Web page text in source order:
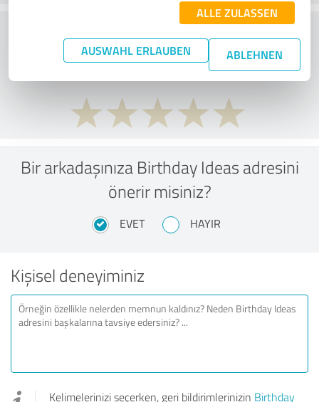
ALLE ZULASSEN
AUSWAHL ERLAUBEN ABLEHNEN
Fiyat/performans oranı hakkında ne
düşünüyorsunuz?
Bir arkadaşınıza Birthday Ideas adresini
önerir misiniz?
EVET HAYIR
Kişisel deneyiminiz
Kelimelerinizi seçerken, geri bildirimlerinizin Birthday